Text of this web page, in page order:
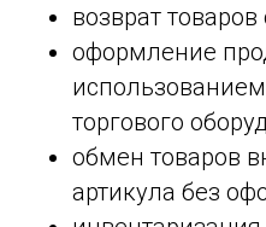
возврат
оформление
торгового
обмен товаров
артикула без